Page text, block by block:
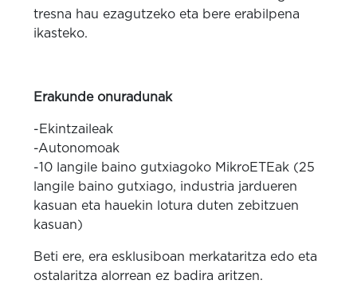
tresna hau ezagutzeko eta bere erabilpena
ikasteko.
Erakunde onuradunak
-Ekintzaileak
-Autonomoak
-10 langile baino gutxiagoko MikroETEak (25
langile baino gutxiago, industria jardueren
kasuan eta hauekin lotura duten zebitzuen
kasuan)
Beti ere, era esklusiboan merkataritza edo eta
ostalaritza alorrean ez badira aritzen.